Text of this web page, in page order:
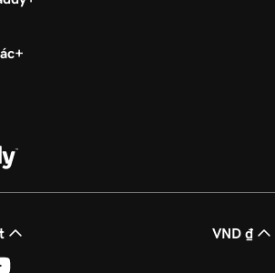
số 23)
web của tôi
số 23)
web của tôi
chủ của tôi trong Websites +
VND ₫